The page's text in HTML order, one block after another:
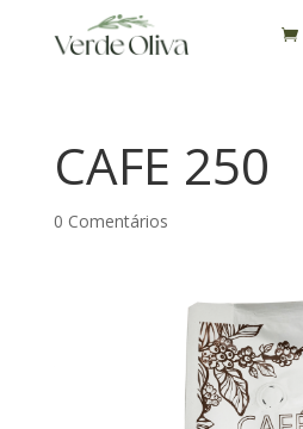
CAFE 250
0 Comentários